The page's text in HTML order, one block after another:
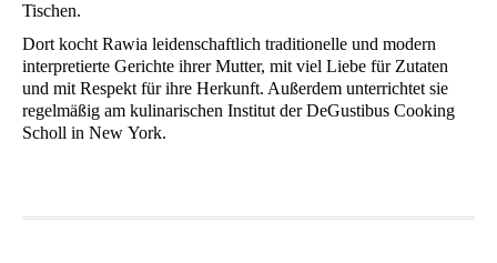
Tischen.
Dort kocht Rawia lei­den­schaft­lich tra­di­tio­nel­le und modern
inter­pre­tier­te Gerich­te ihrer Mut­ter, mit viel Lie­be für Zuta­ten
und mit Respekt für ihre Her­kunft. Außer­dem unter­rich­tet sie
regel­mä­ßig am kuli­na­ri­schen Insti­tut der DeGus­ti­bus Coo­king
Scholl in New York.